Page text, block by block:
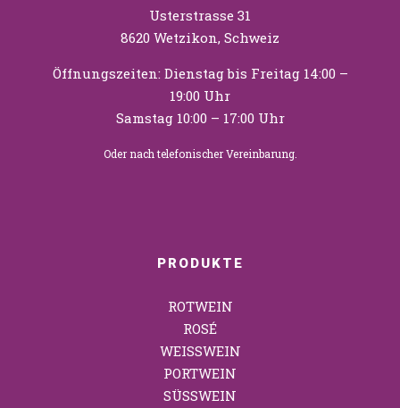
Usterstrasse 31
8620 Wetzikon, Schweiz
Öffnungszeiten: Dienstag bis Freitag 14:00 –
19:00 Uhr
Samstag 10:00 – 17:00 Uhr
Oder nach telefonischer Vereinbarung.
PRODUKTE
ROTWEIN
ROSÉ
WEISSWEIN
PORTWEIN
SÜSSWEIN